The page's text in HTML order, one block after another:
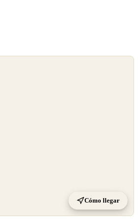
Cómo llegar